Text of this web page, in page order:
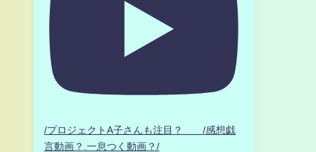
/プロジェクトA子さんも注目？ /感想戯
言動画？.一息つく動画？/